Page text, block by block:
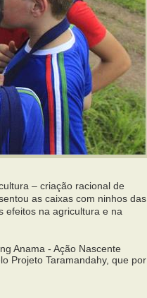
– criação racional de
as caixas com ninhos das
efeitos na agricultura e na
Anama - Ação Nascente
Projeto Taramandahy, que por